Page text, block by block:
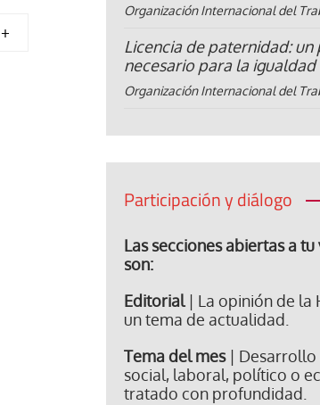
+
Organización Internacional del
Licencia de paternidad: un
necesario para la
Organización Internacional del
Participación y diálogo
Las secciones abiertas a
son:
Editorial| La opinión de la
un tema de actualidad.
Tema del mes| Desarrollo
social, laboral, político o
tratado con profundidad.